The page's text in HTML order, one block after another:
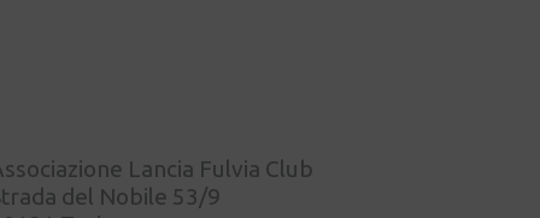
Lancia Fulvia Club
del Nobile 53/9